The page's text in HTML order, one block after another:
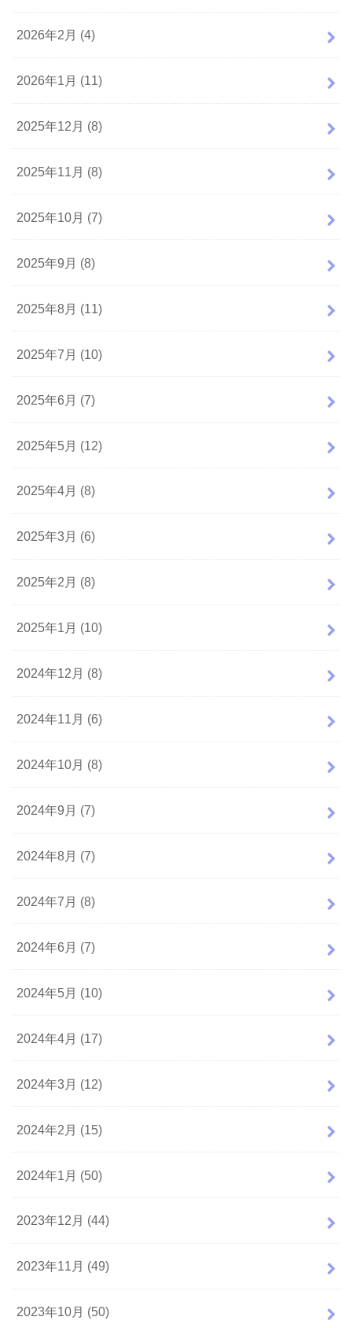
2026年2月 (4)
2026年1月 (11)
2025年12月 (8)
2025年11月 (8)
2025年10月 (7)
2025年9月 (8)
2025年8月 (11)
2025年7月 (10)
2025年6月 (7)
2025年5月 (12)
2025年4月 (8)
2025年3月 (6)
2025年2月 (8)
2025年1月 (10)
2024年12月 (8)
2024年11月 (6)
2024年10月 (8)
2024年9月 (7)
2024年8月 (7)
2024年7月 (8)
2024年6月 (7)
2024年5月 (10)
2024年4月 (17)
2024年3月 (12)
2024年2月 (15)
2024年1月 (50)
2023年12月 (44)
2023年11月 (49)
2023年10月 (50)